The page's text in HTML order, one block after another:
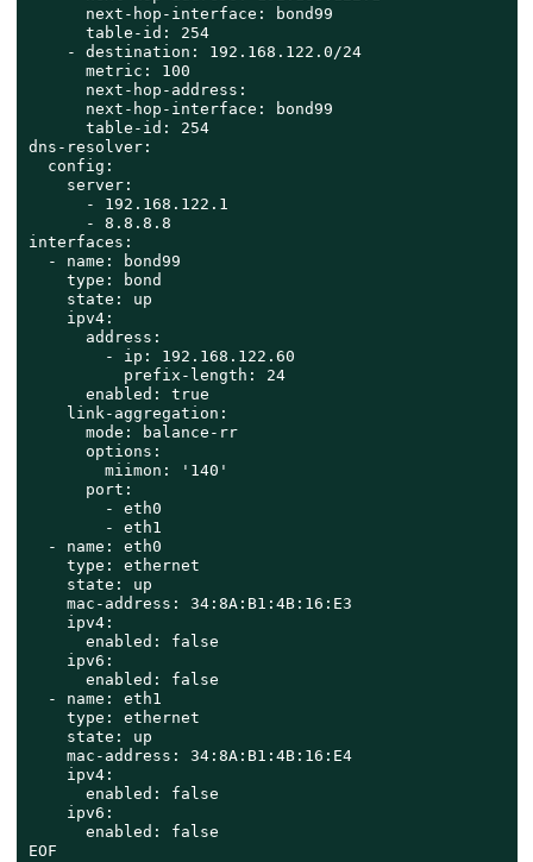
      next-hop-interface: bond99
      table-id: 254
    - destination: 192.168.122.0/24
      metric: 100
      next-hop-address:
      next-hop-interface: bond99
      table-id: 254
dns-resolver:
  config:
    server:
      - 192.168.122.1
      - 8.8.8.8
interfaces:
  - name: bond99
    type: bond
    state: up
    ipv4:
      address:
        - ip: 192.168.122.60
          prefix-length: 24
      enabled: true
    link-aggregation:
      mode: balance-rr
      options:
        miimon: '140'
      port:
        - eth0
        - eth1
  - name: eth0
    type: ethernet
    state: up
    mac-address: 34:8A:B1:4B:16:E3
    ipv4:
      enabled: false
    ipv6:
      enabled: false
  - name: eth1
    type: ethernet
    state: up
    mac-address: 34:8A:B1:4B:16:E4
    ipv4:
      enabled: false
    ipv6:
      enabled: false
EOF